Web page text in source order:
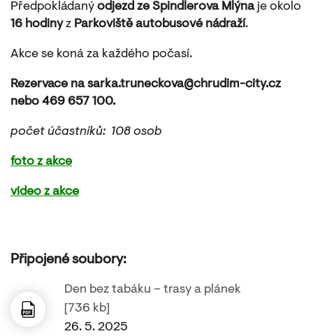
Předpokládaný odjezd ze Špindlerova Mlýnaje okolo
16 hodinyz Parkoviště autobusové nádraží.
Akce se koná za každého počasí.
Rezervace na sarka.truneckova@chrudim-city.cz
nebo 469 657 100.
počet účastníků: 108 osob
foto z akce
video z akce
Připojené soubory:
Den bez tabáku – trasy a plánek
[736 kb]
26. 5. 2025